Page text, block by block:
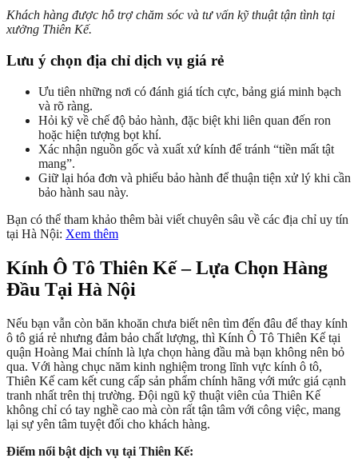
Khách hàng được hỗ trợ chăm sóc và tư vấn kỹ thuật tận tình tại
xưởng Thiên Kế.
Lưu ý chọn địa chỉ dịch vụ giá rẻ
Ưu tiên những nơi có đánh giá tích cực, bảng giá minh bạch
và rõ ràng.
Hỏi kỹ về chế độ bảo hành, đặc biệt khi liên quan đến ron
hoặc hiện tượng bọt khí.
Xác nhận nguồn gốc và xuất xứ kính để tránh “tiền mất tật
mang”.
Giữ lại hóa đơn và phiếu bảo hành để thuận tiện xử lý khi cần
bảo hành sau này.
Bạn có thể tham khảo thêm bài viết chuyên sâu về các địa chỉ uy tín
tại Hà Nội: Xem thêm
Kính Ô Tô Thiên Kế – Lựa Chọn Hàng
Đầu Tại Hà Nội
Nếu bạn vẫn còn băn khoăn chưa biết nên tìm đến đâu để thay kính
ô tô giá rẻ nhưng đảm bảo chất lượng, thì Kính Ô Tô Thiên Kế tại
quận Hoàng Mai chính là lựa chọn hàng đầu mà bạn không nên bỏ
qua. Với hàng chục năm kinh nghiệm trong lĩnh vực kính ô tô,
Thiên Kế cam kết cung cấp sản phẩm chính hãng với mức giá cạnh
tranh nhất trên thị trường. Đội ngũ kỹ thuật viên của Thiên Kế
không chỉ có tay nghề cao mà còn rất tận tâm với công việc, mang
lại sự yên tâm tuyệt đối cho khách hàng.
Điểm nổi bật dịch vụ tại Thiên Kế: